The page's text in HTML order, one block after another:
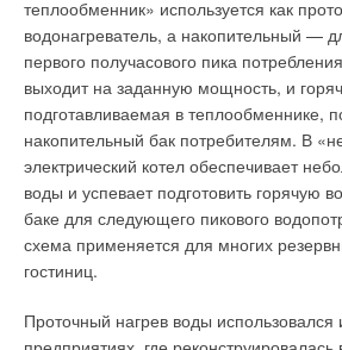
теплообменник» используется как
водонагреватель, а накопительный —
первого получасового пика
выходит на заданную мощность, и
подготавливаемая в теплообменнике,
накопительный бак потребителям. В
электрический котел обеспечивает
воды и успевает подготовить горячую
баке для следующего пикового
схема применяется для многих
гостиниц.
Проточный нагрев воды использовался
Теперь вернемся к ситуации в России.
конденсационным котлам вполне
проектировании системы отопления на
аппаратов нужно забыть некоторые
делать все наоборот, а если система
смонтированном виде, то ее
придется переделывать. Психология же
гражданина базируется на принципе:
и так работает». К тому же, не все
навык расчетов радиаторов и «теплого
входящими температурами или с целью
стоит бояться всего нового, тем более
фиксируют потребление. При
время «расхода утечек» уменьшение
воды жильцом (водосбережение)
росту небаланса [5], распределяемому
жильцами, установившими
площадям занимаемых ими квартир.
Низкое качество водопроводной воды
ведет к ускоренному их износу,
чувствительности в сторону больших
уровня минимального расхода, что
после завершения межповерочного